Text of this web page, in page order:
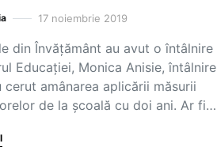
17 noiembrie 2019
din Învățământ au avut o întâlnire
Educației, Monica Anisie, întâlnire
cerut amânarea aplicării măsurii
de la școală cu doi ani. Ar fi…